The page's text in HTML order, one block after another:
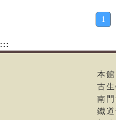
1
:::
本
古
南
鐵